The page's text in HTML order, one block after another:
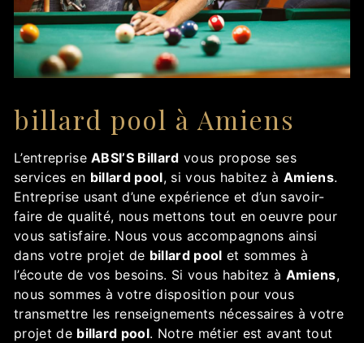
billard pool à Amiens
L’entrepriseABSI’S Billard vous propose ses
services en billard pool, si vous habitez àAmiens.
Entreprise usant d’une expérience et d’un savoir-
faire de qualité, nous mettons tout en oeuvre pour
vous satisfaire. Nous vous accompagnons ainsi
dans votre projet de billard pool et sommes à
l’écoute de vos besoins. Si vous habitez à Amiens,
nous sommes à votre disposition pour vous
transmettre les renseignements nécessaires à votre
projet de billard pool. Notre métier est avant tout